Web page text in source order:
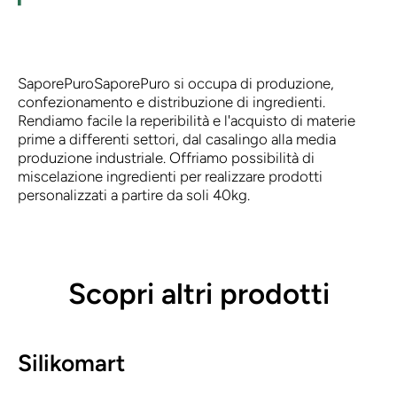
SaporePuroSaporePuro si occupa di produzione,
confezionamento e distribuzione di ingredienti.
Rendiamo facile la reperibilità e l'acquisto di materie
prime a differenti settori, dal casalingo alla media
produzione industriale. Offriamo possibilità di
miscelazione ingredienti per realizzare prodotti
personalizzati a partire da soli 40kg.
Scopri altri prodotti
Silikomart